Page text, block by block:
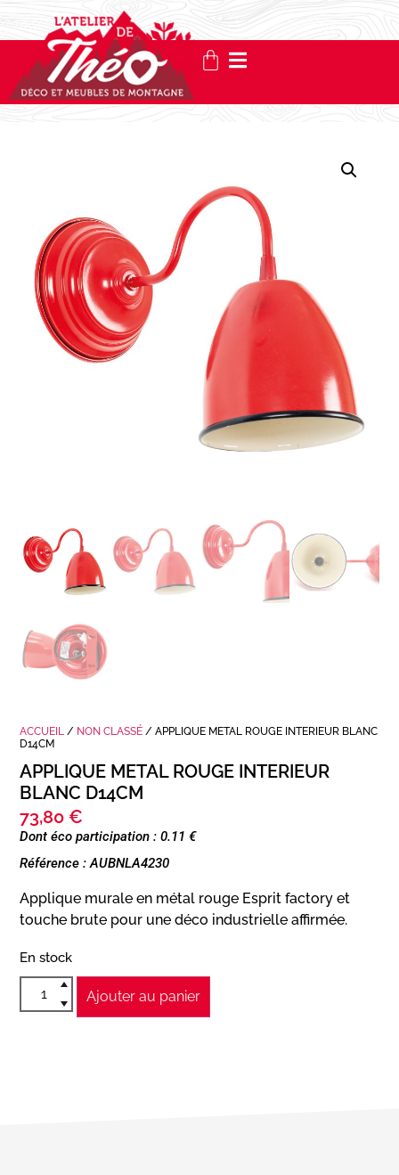
ACCUEIL / NON CLASSÉ / APPLIQUE METAL ROUGE INTERIEUR BLANC
D14CM
APPLIQUE METAL ROUGE INTERIEUR
BLANC D14CM
73,80 €
Dont éco participation : 0.11 €
Référence : AUBNLA4230
Applique murale en métal rouge Esprit factory et
touche brute pour une déco industrielle affirmée.
En stock
Ajouter au panier